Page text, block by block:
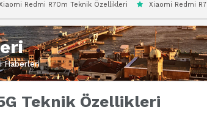
Özellikleri Xiaomi Redmi R70 Teknik Özellikleri
Haberleri
Teknik Özellikleri